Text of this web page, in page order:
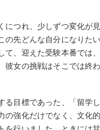
につれ、少しずつ変化が
の先どんな自分になり
て、迎えた受験本番では
彼女の挑戦はそこでは終
る目標であった、「留学
の強化だけでなく、文化